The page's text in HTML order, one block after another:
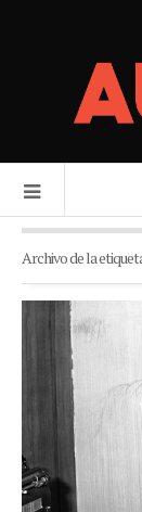
Archivo de la